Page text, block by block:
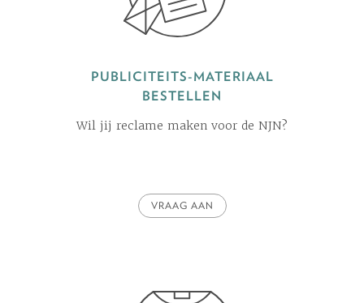
PUBLICITEITS-MATERIAAL
BESTELLEN
Wil jij reclame maken voor de NJN?
VRAAG AAN